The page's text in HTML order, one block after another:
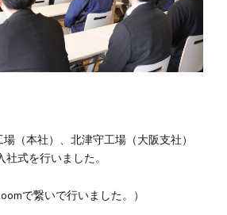
（本社）、北津守工場（大阪支社）
式を行いました。
で繋いで行いました。）